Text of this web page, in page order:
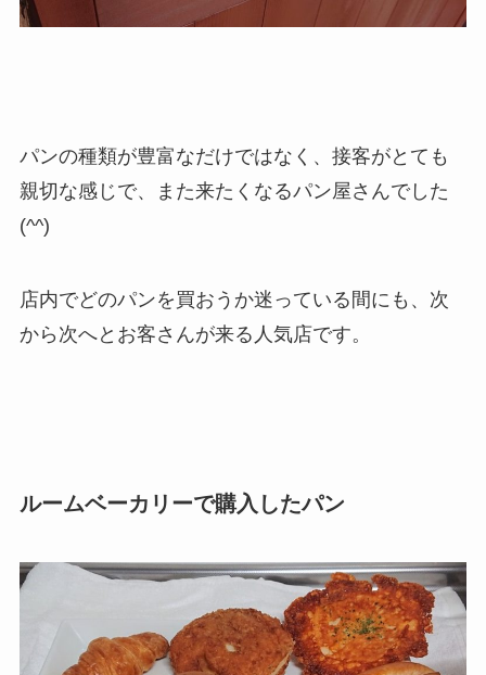
パンの種類が豊富なだけではなく、接客がとても
親切な感じで、また来たくなるパン屋さんでした
(^^)
店内でどのパンを買おうか迷っている間にも、次
から次へとお客さんが来る人気店です。
ルームベーカリーで購入したパン